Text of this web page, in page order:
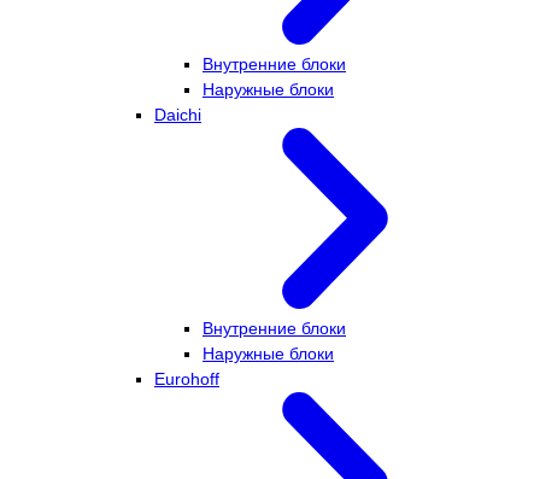
Внутренние блоки
Наружные блоки
Daichi
Внутренние блоки
Наружные блоки
Eurohoff